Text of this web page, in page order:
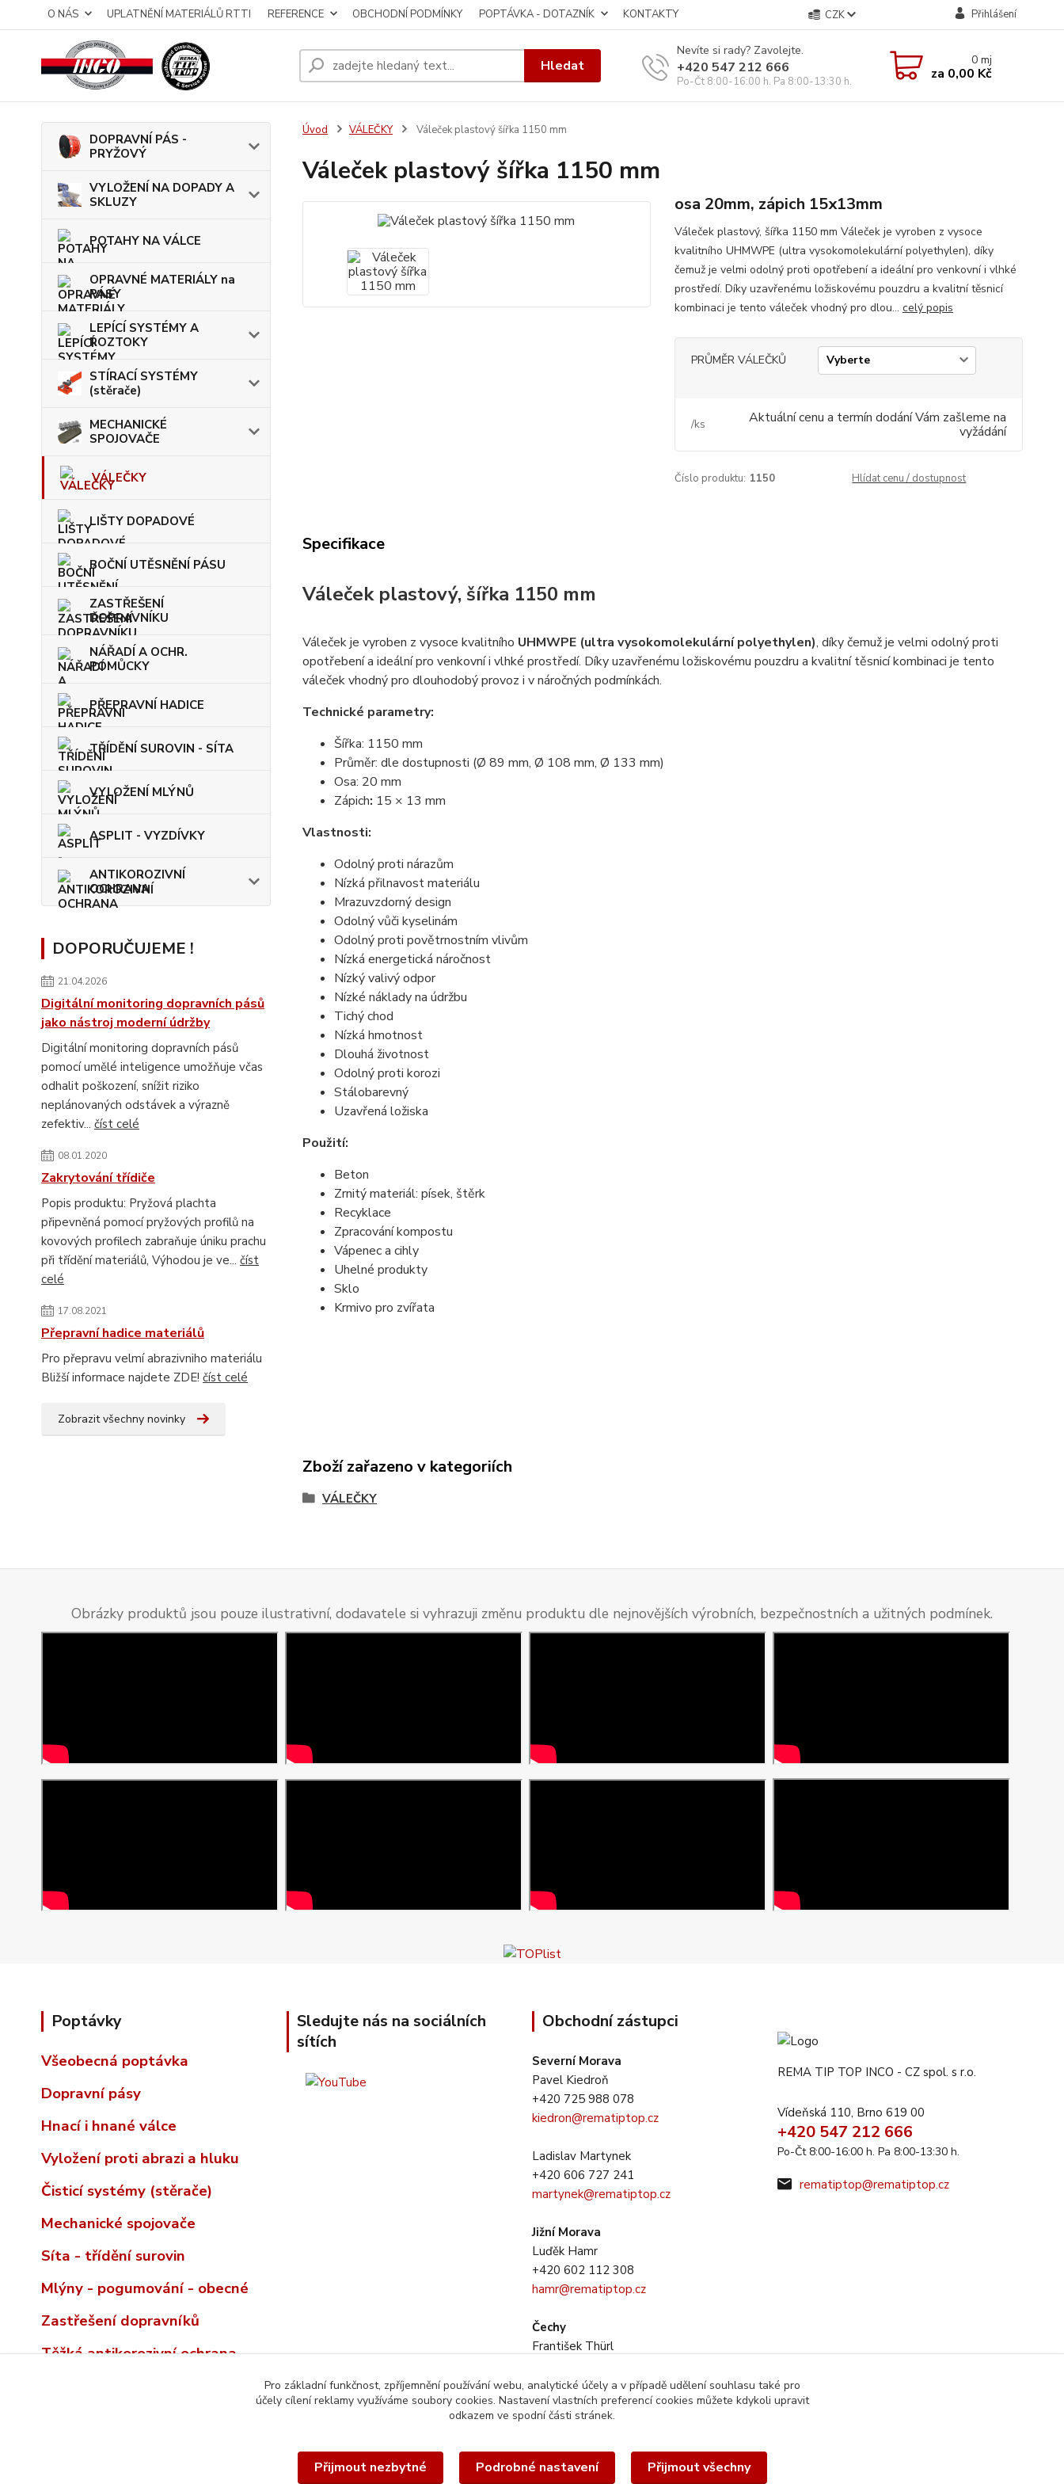
O NÁS UPLATNĚNÍ MATERIÁLŮ RTTI REFERENCE OBCHODNÍ PODMÍNKY POPTÁVKA - DOTAZNÍK KONTAKTY CZK Přihlášení
Hledat
Nevíte si rady? Zavolejte.
+420 547 212 666
Po-Čt 8:00-16:00 h. Pa 8:00-13:30 h.
0mj
za 0,00 Kč
DOPRAVNÍ PÁS -
PRYŽOVÝ
VYLOŽENÍ NA DOPADY A
SKLUZY
POTAHY NA VÁLCE
OPRAVNÉ MATERIÁLY na
PÁSY
LEPÍCÍ SYSTÉMY A
ROZTOKY
STÍRACÍ SYSTÉMY
(stěrače)
MECHANICKÉ
SPOJOVAČE
VÁLEČKY
LIŠTY DOPADOVÉ
BOČNÍ UTĚSNĚNÍ PÁSU
ZASTŘEŠENÍ
DOPRAVNÍKU
NÁŘADÍ A OCHR.
POMŮCKY
PŘEPRAVNÍ HADICE
TŘÍDĚNÍ SUROVIN - SÍTA
VYLOŽENÍ MLÝNŮ
ASPLIT - VYZDÍVKY
ANTIKOROZIVNÍ
OCHRANA
DOPORUČUJEME !
21.04.2026
Digitální monitoring dopravních pásů
jako nástroj moderní údržby
Digitální monitoring dopravních pásů
pomocí umělé inteligence umožňuje včas
odhalit poškození, snížit riziko
neplánovaných odstávek a výrazně
zefektiv... číst celé
08.01.2020
Zakrytování třídiče
Popis produktu: Pryžová plachta
připevněná pomocí pryžových profilů na
kovových profilech zabraňuje úniku prachu
při třídění materiálů, Výhodou je ve... číst
celé
17.08.2021
Přepravní hadice materiálů
Pro přepravu velmí abrazivniho materiálu
Bližší informace najdete ZDE! číst celé
Zobrazit všechny novinky
Úvod VÁLEČKY Váleček plastový šířka 1150 mm
Váleček plastový šířka 1150 mm
osa 20mm, zápich 15x13mm
Váleček plastový, šířka 1150 mm Váleček je vyroben z vysoce
kvalitního UHMWPE (ultra vysokomolekulární polyethylen), díky
čemuž je velmi odolný proti opotřebení a ideální pro venkovní i vlhké
prostředí. Díky uzavřenému ložiskovému pouzdru a kvalitní těsnicí
kombinaci je tento váleček vhodný pro dlou... celý popis
PRŮMĚR VÁLEČKŮ
/ks
Aktuální cenu a termín dodání Vám zašleme na
vyžádání
Číslo produktu: 1150 Hlídat cenu / dostupnost
Specifikace
Váleček plastový, šířka 1150 mm
Váleček je vyroben z vysoce kvalitního UHMWPE (ultra vysokomolekulární polyethylen), díky čemuž je velmi odolný proti
opotřebení a ideální pro venkovní i vlhké prostředí. Díky uzavřenému ložiskovému pouzdru a kvalitní těsnicí kombinaci je tento
váleček vhodný pro dlouhodobý provoz i v náročných podmínkách.
Technické parametry:
Šířka: 1150 mm
Průměr: dle dostupnosti (Ø 89 mm, Ø 108 mm, Ø 133 mm)
Osa: 20 mm
Zápich: 15 × 13 mm
Vlastnosti:
Odolný proti nárazům
Nízká přilnavost materiálu
Mrazuvzdorný design
Odolný vůči kyselinám
Odolný proti povětrnostním vlivům
Nízká energetická náročnost
Nízký valivý odpor
Nízké náklady na údržbu
Tichý chod
Nízká hmotnost
Dlouhá životnost
Odolný proti korozi
Stálobarevný
Uzavřená ložiska
Použití:
Beton
Zrnitý materiál: písek, štěrk
Recyklace
Zpracování kompostu
Vápenec a cihly
Uhelné produkty
Sklo
Krmivo pro zvířata
Zboží zařazeno v kategoriích
VÁLEČKY
Obrázky produktů jsou pouze ilustrativní, dodavatele si vyhrazuji změnu produktu dle nejnovějších výrobních, bezpečnostních a užitných podmínek.
Poptávky
Všeobecná poptávka
Dopravní pásy
Hnací i hnané válce
Vyložení proti abrazi a hluku
Čisticí systémy (stěrače)
Mechanické spojovače
Síta - třídění surovin
Mlýny - pogumování - obecné
Zastřešení dopravníků
Těžká antikorozivní ochrana
Sledujte nás na sociálních
sítích
Obchodní zástupci
Severní Morava
Pavel Kiedroň
+420 725 988 078
kiedron@rematiptop.cz
Ladislav Martynek
+420 606 727 241
martynek@rematiptop.cz
Jižní Morava
Luďěk Hamr
+420 602 112 308
hamr@rematiptop.cz
Čechy
František Thürl
thurl@rematiptop.cz
REMA TIP TOP INCO - CZ spol. s r.o.
Vídeňská 110, Brno 619 00
+420 547 212 666
Po-Čt 8:00-16:00 h. Pa 8:00-13:30 h.
rematiptop@rematiptop.cz
© 2026 REMA TIP-TOP INCO-CZ spol. s r.o. | Veškerý obsah této webové stránky je chráněn
Pro základní funkčnost, zpříjemnění používání webu, analytické účely a v případě udělení souhlasu také pro
účely cílení reklamy využíváme soubory cookies. Nastavení vlastních preferencí cookies můžete kdykoli upravit
odkazem ve spodní části stránek.
Přijmout nezbytné Podrobné nastavení Přijmout všechny